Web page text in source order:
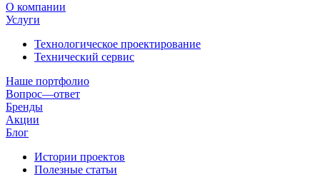
О компании
Услуги
Технологическое проектирование
Технический сервис
Наше портфолио
Вопрос—ответ
Бренды
Акции
Блог
Истории проектов
Полезные статьи